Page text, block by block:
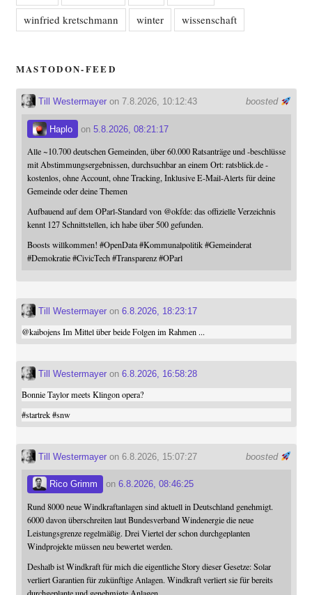
winfried kretschmann
winter wissenschaft
MASTODON-FEED
boosted
Till Westermayeron 7.8.2026, 10:12:43
Haplo on 5.8.2026, 08:21:17
Alle ~10.700 deutschen Gemeinden, über 60.000 Ratsanträge und -beschlüsse
mit Abstimmungsergebnissen, durchsuchbar an einem Ort: ratsblick.de -
kostenlos, ohne Account, ohne Tracking, Inklusive E-Mail-Alerts für deine
Gemeinde oder deine Themen
Aufbauend auf dem OParl-Standard von @okfde: das offizielle Verzeichnis
kennt 127 Schnittstellen, ich habe über 500 gefunden.
Boosts willkommen! #OpenData #Kommunalpolitik #Gemeinderat
#Demokratie #CivicTech #Transparenz #OParl
Till Westermayeron 6.8.2026, 18:23:17
@kaibojensIm Mittel über beide Folgen im Rahmen ...
Till Westermayeron 6.8.2026, 16:58:28
Bonnie Taylor meets Klingon opera?
#startrek #snw
boosted
Till Westermayeron 6.8.2026, 15:07:27
Rico Grimm on 6.8.2026, 08:46:25
Rund 8000 neue Windkraftanlagen sind aktuell in Deutschland genehmigt.
6000 davon überschreiten laut Bundesverband Windenergie die neue
Leistungsgrenze regelmäßig. Drei Viertel der schon durchgeplanten
Windprojekte müssen neu bewertet werden.
Deshalb ist Windkraft für mich die eigentliche Story dieser Gesetze: Solar
verliert Garantien für zukünftige Anlagen. Windkraft verliert sie für bereits
durchgeplante und genehmigte Anlagen.